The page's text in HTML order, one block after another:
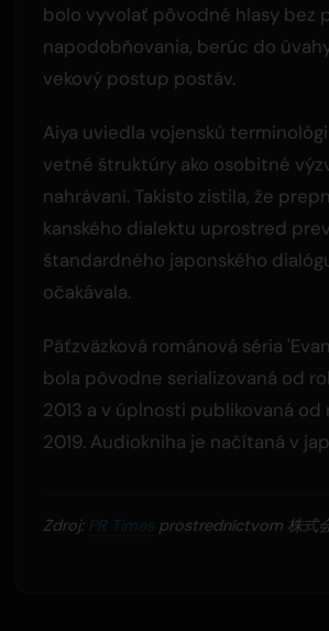
bolo vyvolať pôvodné hlasy bez
napodobňovania, berúc do
vekový postup postáv.
Aiya uviedla vojenskú
vetné štruktúry ako osobitné
nahrávaní. Takisto zistila, že
kanského dialektu uprostred
štandardného japonského
očakávala.
Päťzväzková románová séria
bola pôvodne serializovaná od
2013 a v úplnosti publikovaná od
2019. Audiokniha je načítaná v
Zdroj: PR Timesprostredníctvom 株式